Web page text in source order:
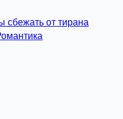
сбежать от тирана